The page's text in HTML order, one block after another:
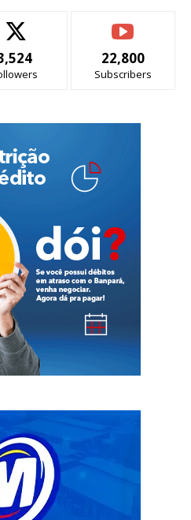
22,800
Subscribers